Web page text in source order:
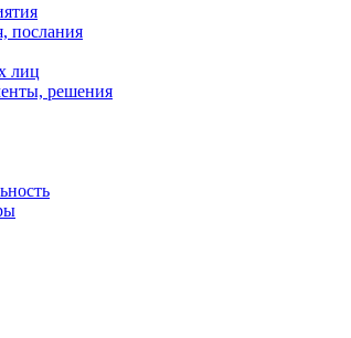
послания
лиц
решения